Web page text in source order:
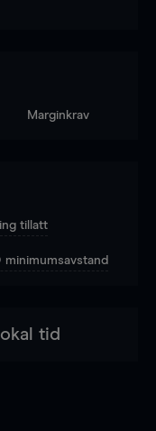
Marginkrav
tillatt
minimumsavstand
tid